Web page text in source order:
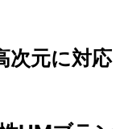
次元に対応